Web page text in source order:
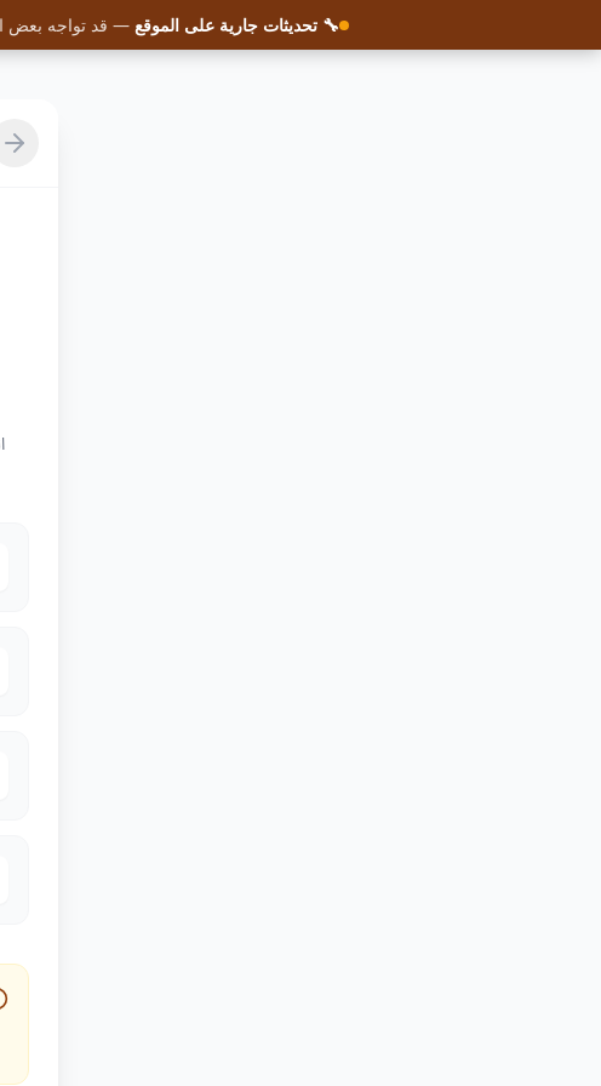
🔧 تحديثات جارية على الموقع — قد تواجه بعض